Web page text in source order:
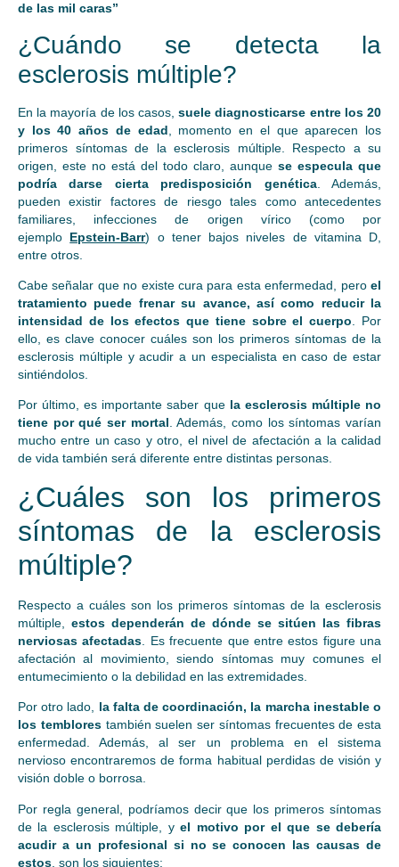
de las mil caras”
¿Cuándo se detecta la
esclerosis múltiple?
En la mayoría de los casos,suele diagnosticarse entre los 20
y los 40 años de edad , momento en el que aparecen los
primeros síntomas de la esclerosis múltiple. Respecto a su
origen, este no está del todo claro, aunque se especula que
podría darse cierta predisposición genética. Además,
pueden existir factores de riesgo tales como antecedentes
familiares, infecciones de origen vírico (como por
ejemplo Epstein-Barr) o tener bajos niveles de vitamina D,
entre otros.
Cabe señalar que no existe cura para esta enfermedad, pero el
tratamiento puede frenar su avance, así como reducir la
intensidad de los efectos que tiene sobre el cuerpo . Por
ello, es clave conocer cuáles son los primeros síntomas de la
esclerosis múltiple y acudir a un especialista en caso de estar
sintiéndolos.
Por último, es importante saber que la esclerosis múltiple no
tiene por qué ser mortal. Además, como los síntomas varían
mucho entre un caso y otro, el nivel de afectación a la calidad
de vida también será diferente entre distintas personas.
¿Cuáles son los primeros
síntomas de la esclerosis
múltiple?
Respecto a cuáles son los primeros síntomas de la esclerosis
múltiple, estos dependerán de dónde se sitúen las fibras
nerviosas afectadas . Es frecuente que entre estos figure una
afectación al movimiento, siendo síntomas muy comunes el
entumecimiento o la debilidad en las extremidades.
Por otro lado, la falta de coordinación, la marcha inestable o
los temblorestambién suelen ser síntomas frecuentes de esta
enfermedad. Además, al ser un problema en el sistema
nervioso encontraremos de forma habitual perdidas de visión y
visión doble o borrosa.
Por regla general, podríamos decir que los primeros síntomas
de la esclerosis múltiple, yel motivo por el que se debería
acudir a un profesional si no se conocen las causas de
estos , son los siguientes: